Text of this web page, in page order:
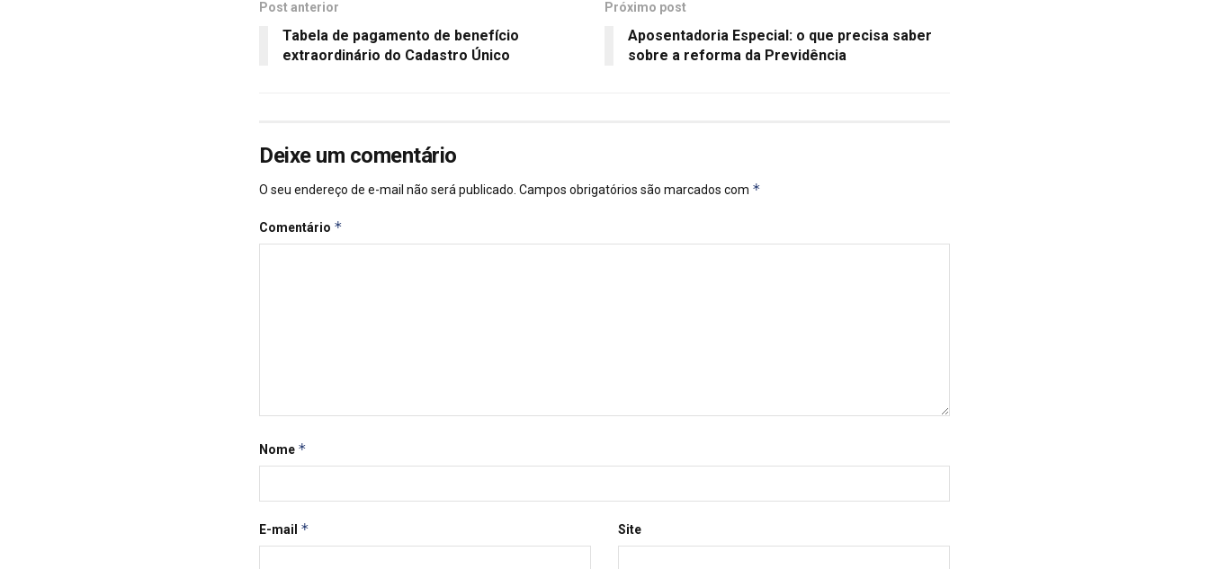
Post anterior
Tabela de pagamento de benefício
extraordinário do Cadastro Único
Próximo post
Aposentadoria Especial: o que precisa saber
sobre a reforma da Previdência
Deixe um comentário
O seu endereço de e-mail não será publicado. Campos obrigatórios são marcados com *
Comentário *
Nome *
E-mail * Site